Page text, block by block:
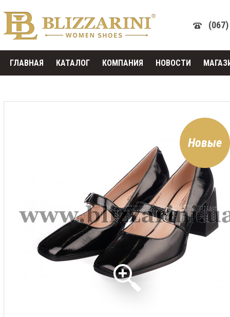
ГЛАВНАЯ КАТАЛОГ КОМПАНИЯ НОВОСТИ
Новые